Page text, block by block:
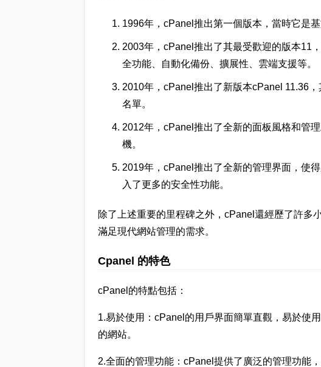
1996年，cPanel推出第一個版本，當時它是
2003年，cPanel推出了其最受歡迎的版本11
全功能、自動化備份、擴展性、雲端支援等。
2010年，cPanel推出了新版本cPanel 11.36
名單。
2012年，cPanel推出了全新的面板風格和管
機。
2019年，cPanel推出了全新的管理界面，使
入了更多的安全性功能。
除了上述重要的里程碑之外，cPanel還經歷了許多
滿足現代網站管理的需求。
Cpanel 的特色
cPanel的特點包括：
1.易於使用：cPanel的用戶界面簡單直觀，易於使
的網站。
2.全面的管理功能：cPanel提供了廣泛的管理功能